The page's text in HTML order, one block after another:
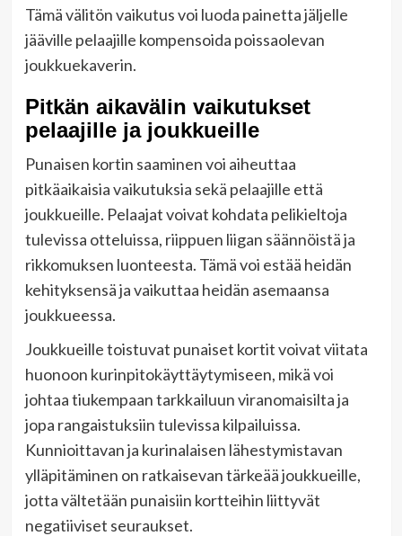
Tämä välitön vaikutus voi luoda painetta jäljelle
jääville pelaajille kompensoida poissaolevan
joukkuekaverin.
Pitkän aikavälin vaikutukset
pelaajille ja joukkueille
Punaisen kortin saaminen voi aiheuttaa
pitkäaikaisia vaikutuksia sekä pelaajille että
joukkueille. Pelaajat voivat kohdata pelikieltoja
tulevissa otteluissa, riippuen liigan säännöistä ja
rikkomuksen luonteesta. Tämä voi estää heidän
kehityksensä ja vaikuttaa heidän asemaansa
joukkueessa.
Joukkueille toistuvat punaiset kortit voivat viitata
huonoon kurinpitokäyttäytymiseen, mikä voi
johtaa tiukempaan tarkkailuun viranomaisilta ja
jopa rangaistuksiin tulevissa kilpailuissa.
Kunnioittavan ja kurinalaisen lähestymistavan
ylläpitäminen on ratkaisevan tärkeää joukkueille,
jotta vältetään punaisiin kortteihin liittyvät
negatiiviset seuraukset.